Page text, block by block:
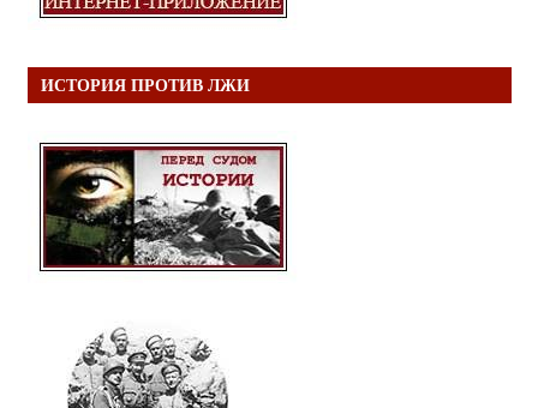
ИСТОРИЯ ПРОТИВ ЛЖИ